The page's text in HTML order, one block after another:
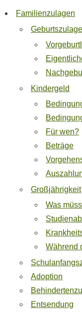
Familienzulagen
Geburtszulage
Kindergeld
Für wen?
Beträge
Großjährigkeit
Was
Während
Adoption
Entsendung